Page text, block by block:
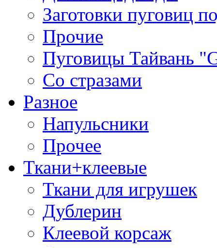
Заготовки пуговиц
Прочие
Пуговицы Тайвань
Со стразами
Разное
Напульсники
Прочее
Ткани+клеевые
Ткани для игрушек
Дублерин
Клеевой корсаж